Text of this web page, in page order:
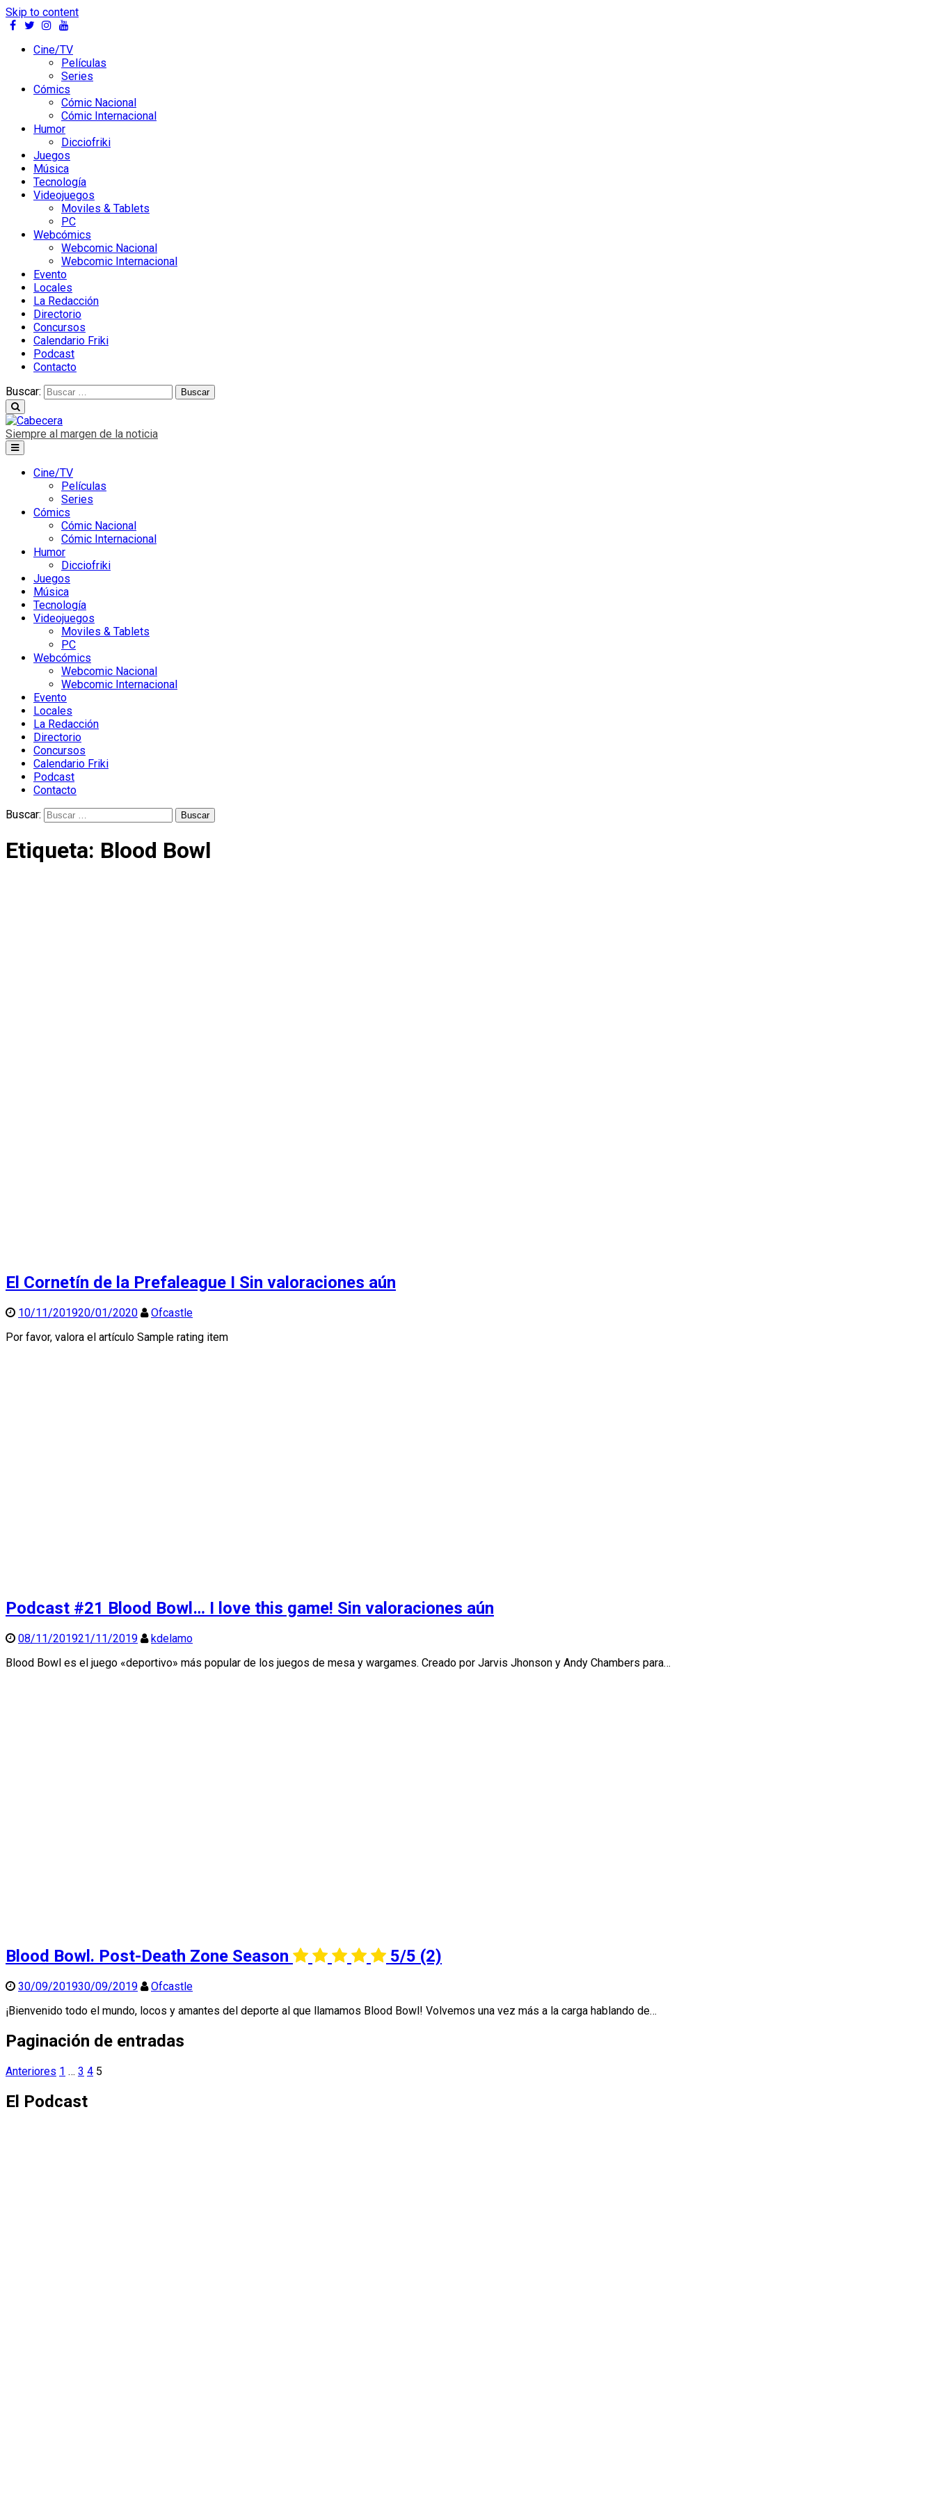
Skip to content
Cine/TV
Películas
Series
Cómics
Cómic Nacional
Cómic Internacional
Humor
Dicciofriki
Juegos
Música
Tecnología
Videojuegos
Moviles & Tablets
PC
Webcómics
Webcomic Nacional
Webcomic Internacional
Evento
Locales
La Redacción
Directorio
Concursos
Calendario Friki
Podcast
Contacto
Buscar:
Siempre al margen de la noticia
Cine/TV
Películas
Series
Cómics
Cómic Nacional
Cómic Internacional
Humor
Dicciofriki
Juegos
Música
Tecnología
Videojuegos
Moviles & Tablets
PC
Webcómics
Webcomic Nacional
Webcomic Internacional
Evento
Locales
La Redacción
Directorio
Concursos
Calendario Friki
Podcast
Contacto
Buscar:
Etiqueta: Blood Bowl
El Cornetín de la Prefaleague I Sin valoraciones aún
10/11/201920/01/2020
Ofcastle
Por favor, valora el artículo Sample rating item
Podcast #21 Blood Bowl… I love this game! Sin valoraciones aún
08/11/201921/11/2019
kdelamo
Blood Bowl es el juego «deportivo» más popular de los juegos de mesa y wargames. Creado por Jarvis Jhonson y Andy Chambers para…
Blood Bowl. Post-Death Zone Season 5/5 (2)
30/09/201930/09/2019
Ofcastle
¡Bienvenido todo el mundo, locos y amantes del deporte al que llamamos Blood Bowl! Volvemos una vez más a la carga hablando de…
Paginación de entradas
Anteriores 1 … 3 4 5
El Podcast